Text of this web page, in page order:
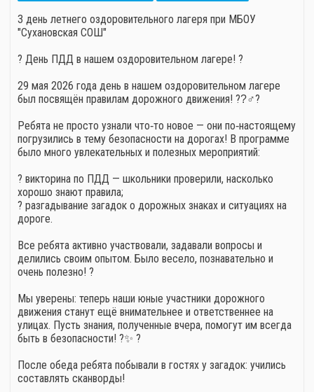
3 день летнего оздоровительного лагеря при МБОУ
"Сухановская СОШ"
? День ПДД в нашем оздоровительном лагере! ?
29 мая 2026 года день в нашем оздоровительном лагере
был посвящён правилам дорожного движения! ??‍♂?
Ребята не просто узнали что‑то новое — они по‑настоящему
погрузились в тему безопасности на дорогах! В программе
было много увлекательных и полезных мероприятий:
? викторина по ПДД — школьники проверили, насколько
хорошо знают правила;
? разгадывание загадок о дорожных знаках и ситуациях на
дороге.
Все ребята активно участвовали, задавали вопросы и
делились своим опытом. Было весело, познавательно и
очень полезно! ?
Мы уверены: теперь наши юные участники дорожного
движения станут ещё внимательнее и ответственнее на
улицах. Пусть знания, полученные вчера, помогут им всегда
быть в безопасности! ?️✨ ?
После обеда ребята побывали в гостях у загадок: учились
составлять сканворды!